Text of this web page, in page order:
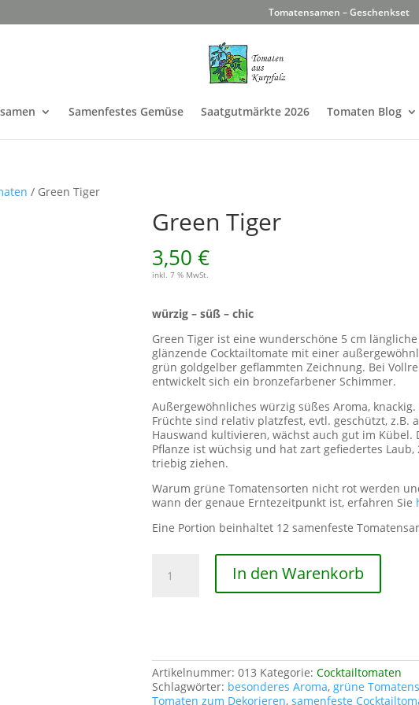
Tomatensamen – Geschenkset
Samenfestes Gemüse Saatgutmärkte 2026 Tomaten Blog
/ Green Tiger
Green Tiger
3,50€
inkl. 7 % MwSt.
würzig – süß – chic
Green Tiger ist eine wunderschöne 5 cm längliche
glänzende Cocktailtomate mit einer
grün goldgelber geflammten Zeichnung. Bei
entwickelt sich ein bronzefarbener Schimmer.
Außergewöhnliches würzig süßes Aroma, knackig.
Früchte sind relativ platzfest, evtl. geschützt, z.B.
Hauswand kultivieren, wächst auch gut im Kübel.
Pflanze ist wüchsig und hat zart gefiedertes Laub,
triebig ziehen.
Warum grüne Tomatensorten nicht rot werden
wann der genaue Erntezeitpunkt ist, erfahren Sie
Eine Portion beinhaltet 12 samenfeste
Tiger
In den Warenkorb
Artikelnummer:013 Kategorie:Cocktailtomaten
Schlagwörter: besonderes Aroma, grüne
Tomaten zum Dekorieren,samenfeste